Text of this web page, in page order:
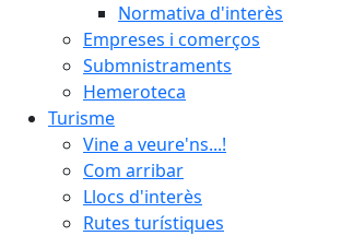
Normativa d'interès
Empreses i comerços
Submnistraments
Hemeroteca
Turisme
Vine a veure'ns...!
Com arribar
Llocs d'interès
Rutes turístiques